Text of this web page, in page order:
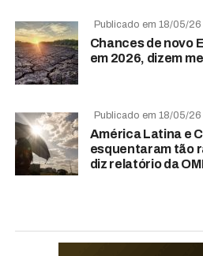
Publicado em 18/05/26
Chances de novo
em 2026, dizem
Publicado em 18/05/26
América Latina e
esquentaram tão
diz relatório da